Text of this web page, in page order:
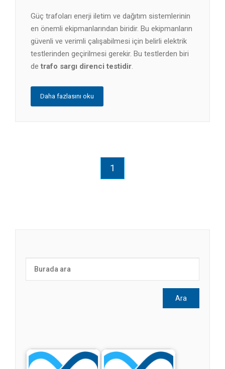
Güç trafoları enerji iletim ve dağıtım sistemlerinin
en önemli ekipmanlarından biridir. Bu ekipmanların
güvenli ve verimli çalışabilmesi için belirli elektrik
testlerinden geçirilmesi gerekir. Bu testlerden biri
de trafo sargı direnci testidir.
Daha fazlasını oku
1